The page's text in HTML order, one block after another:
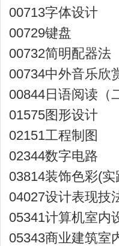
00713字体设
00729键
00732简明配
00734中外音
00844日语阅
01575图形设
02151工程制
02344数字电
03814装饰色彩(
04027设计表现
05341计算机室内
05343商业建筑